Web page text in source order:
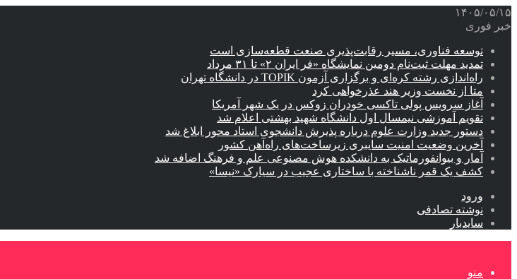
۱۴۰۵/۰۵/۱۵
خبر فوری
توسعه فناوری، مسیر رقابت‌پذیری صنعت قطعه‌سازی است
تمدید مهلت ثبت‌نام دومین نمایشگاه «فر ایران ۲» تا ۳۱ مرداد
راه‌اندازی رشته کره‌ای و برگزاری آزمون TOPIK در دانشگاه تهران
متا از نخست وزیر هند عذرخواهی کرد
آغاز سرویس پولی تاکسی خودران زوکس در یک شهر آمریکا
تقویم آموزشی نیمسال اول دانشگاه شهید بهشتی اعلام شد
دستور جدید وزارت علوم درباره پذیرش دانشجوی استاد محور ابلاغ شد
آخرین وضعیت امنیت سایبری زیرساخت‌های راه‌آهن کشور
آمار و بیوانفورماتیک به دانشکده هوش مصنوعی علم و فرهنگ اضافه شد
کشف یک قمر ناشناخته با ساختاری عجیب در سیارک «نیسا»
ورود
نوشته تصادفی
سایدبار
منو